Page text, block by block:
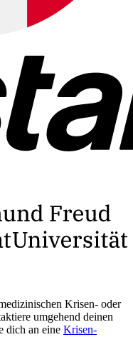
Krisen- oder
umgehend deinen
dich an eine Krisen-